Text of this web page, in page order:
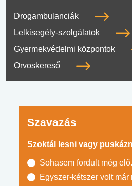
Drogambulanciák
Lelkisegély-szolgálatok
Gyermekvédelmi központok
Orvoskereső
Szavazás
Szoktál lesni vagy
Sohasem fordult még elő.
Egyszer-kétszer volt már